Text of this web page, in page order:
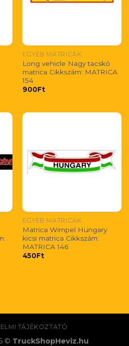
EGYÉB MATRICÁK
Long vehicle Nagy tacskó
matrica Cikkszám: MATRICA
154
900Ft
EGYÉB MATRICÁK
Matrica Wimpel Hungary
kicsi matrica Cikkszám:
MATRICA 146
450Ft
TÁJÉKOZTATÓ
© TruckShopHeviz.hu